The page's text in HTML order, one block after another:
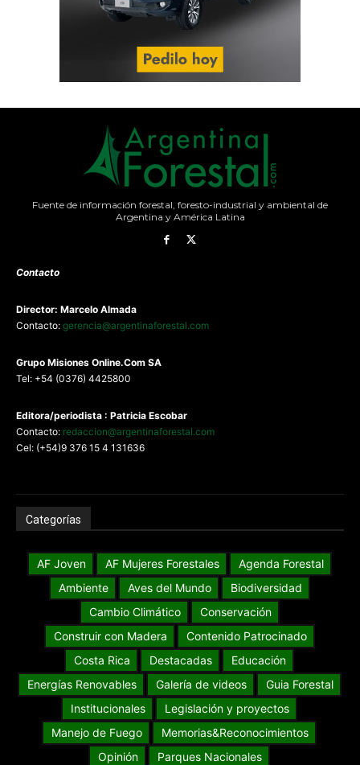
Fuente de información forestal, foresto-industrial y ambiental de
Argentina y América Latina
Contacto
Director: Marcelo Almada
Contacto: gerencia@argentinaforestal.com
Grupo Misiones Online.Com SA
Tel: +54 (0376) 4425800
Editora/periodista : Patricia Escobar
Contacto: redaccion@argentinaforestal.com
Cel: (+54)9 376 15 4 131636
Categorías
AF Joven AF Mujeres Forestales
Agenda Forestal
Ambiente
Aves del Mundo
Biodiversidad
Cambio Climático
Conservación
Construir con Madera
Contenido Patrocinado
Costa Rica
Destacadas
Educación
Energías Renovables
Galería de videos
Guia Forestal
Institucionales
Legislación y proyectos
Manejo de Fuego
Memorias&Reconocimientos
Opinión
Parques Nacionales